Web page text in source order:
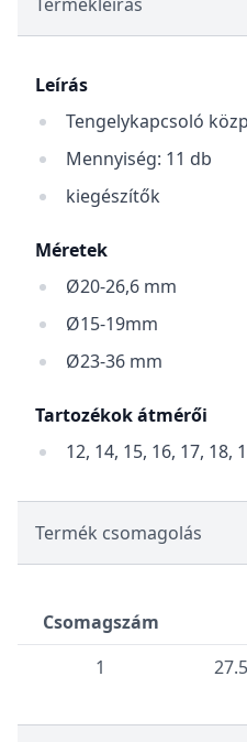
Leírás
Tengelykapcsoló
Mennyiség: 11 db
kiegészítők
Méretek
Ø20-26,6 mm
Ø15-19mm
Ø23-36 mm
Tartozékok átmérői
12, 14, 15, 16, 17, 18,
Termék csomagolás
Csomagszám
1